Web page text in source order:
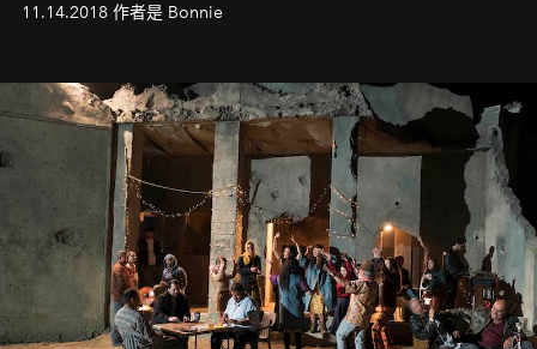
11.14.2018 作者是 Bonnie